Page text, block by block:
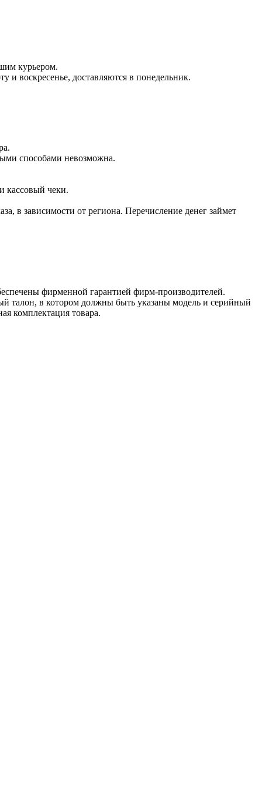
курьером.
и воскресенье, доставляются в понедельник.
способами невозможна.
кассовый чеки.
в зависимости от региона. Перечисление денег займет
фирменной гарантией фирм-производителей.
талон, в котором должны быть указаны модель и серийный
комплектация товара.